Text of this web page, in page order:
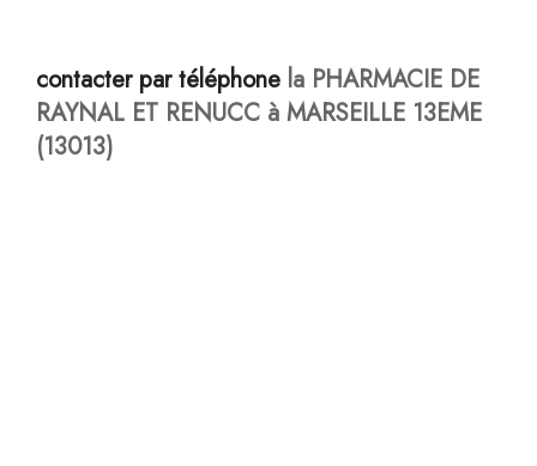
contacter par téléphone la PHARMACIE DE
RAYNAL ET RENUCC à MARSEILLE 13EME
(13013)